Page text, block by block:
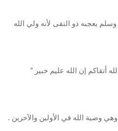
يعجبه ذو التقى لأنه ولي الله
أتقاكم إن الله عليم خبير ”
وصية الله في الأولين والآخرين .